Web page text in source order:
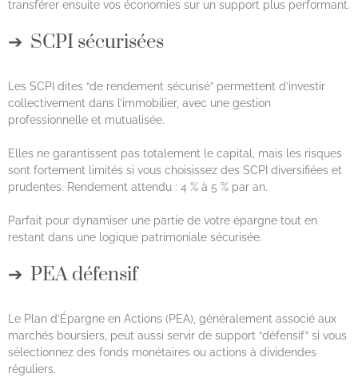
transférer ensuite vos économies sur un support plus performant.
SCPI sécurisées
Les SCPI dites “de rendement sécurisé” permettent d’investir
collectivement dans l’immobilier, avec une gestion
professionnelle et mutualisée.
Elles ne garantissent pas totalement le capital, mais les risques
sont fortement limités si vous choisissez des SCPI diversifiées et
prudentes. Rendement attendu : 4 % à 5 % par an.
Parfait pour dynamiser une partie de votre épargne tout en
restant dans une logique patrimoniale sécurisée.
PEA défensif
Le Plan d’Épargne en Actions (PEA), généralement associé aux
marchés boursiers, peut aussi servir de support “défensif” si vous
sélectionnez des fonds monétaires ou actions à dividendes
réguliers.